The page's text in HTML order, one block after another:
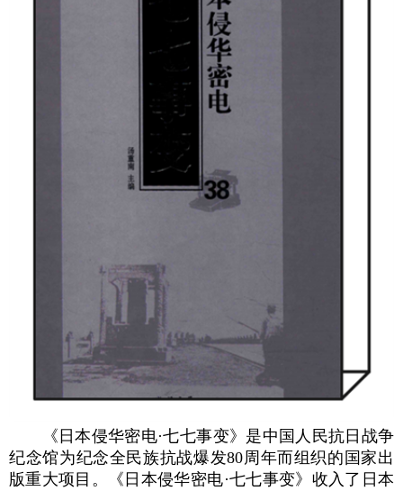
《日本侵华密电·七七事变》是中国人民抗日战争
纪念馆为纪念全民族抗战爆发80周年而组织的国家出
版重大项目。《日本侵华密电·七七事变》收入了日本